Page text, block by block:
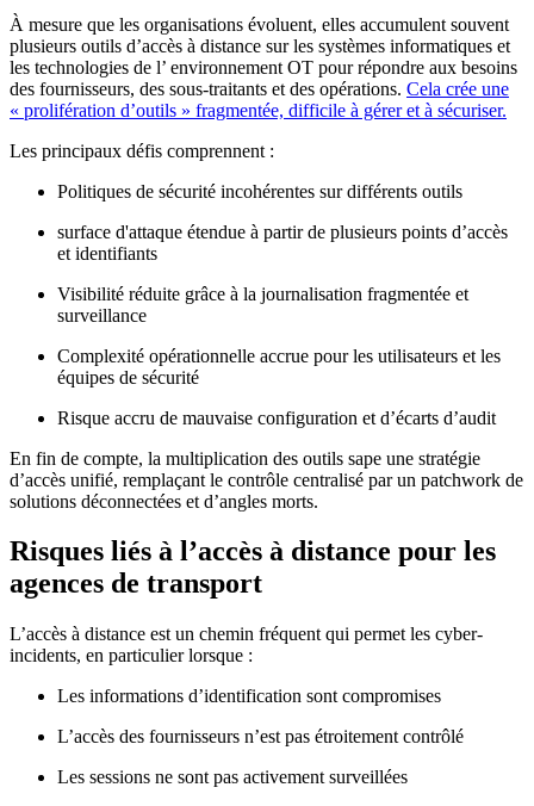
À mesure que les organisations évoluent, elles accumulent souvent
plusieurs outils d’accès à distance sur les systèmes informatiques et
les technologies de l’ environnement OT pour répondre aux besoins
des fournisseurs, des sous-traitants et des opérations. Cela crée une
« prolifération d’outils » fragmentée, difficile à gérer et à sécuriser.
Les principaux défis comprennent :
Politiques de sécurité incohérentes sur différents outils
surface d'attaque étendue à partir de plusieurs points d’accès
et identifiants
Visibilité réduite grâce à la journalisation fragmentée et
surveillance
Complexité opérationnelle accrue pour les utilisateurs et les
équipes de sécurité
Risque accru de mauvaise configuration et d’écarts d’audit
En fin de compte, la multiplication des outils sape une stratégie
d’accès unifié, remplaçant le contrôle centralisé par un patchwork de
solutions déconnectées et d’angles morts.
Risques liés à l’accès à distance pour les
agences de transport
L’accès à distance est un chemin fréquent qui permet les cyber-
incidents, en particulier lorsque :
Les informations d’identification sont compromises
L’accès des fournisseurs n’est pas étroitement contrôlé
Les sessions ne sont pas activement surveillées